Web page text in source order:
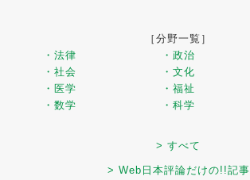
［分野一覧］
・法律
・政治
・社会
・文化
・医学
・福祉
・数学
・科学
> すべて
> Web日本評論だけの!!記事